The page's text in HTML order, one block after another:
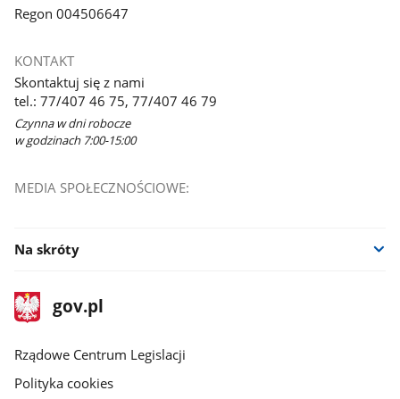
Regon 004506647
KONTAKT
Skontaktuj się z nami
tel.: 77/407 46 75, 77/407 46 79
Czynna w dni robocze
w godzinach 7:00-15:00
MEDIA SPOŁECZNOŚCIOWE:
Na skróty
stopka
gov.plStrona
gov.pl
Rządowe Centrum Legislacji
Polityka cookies